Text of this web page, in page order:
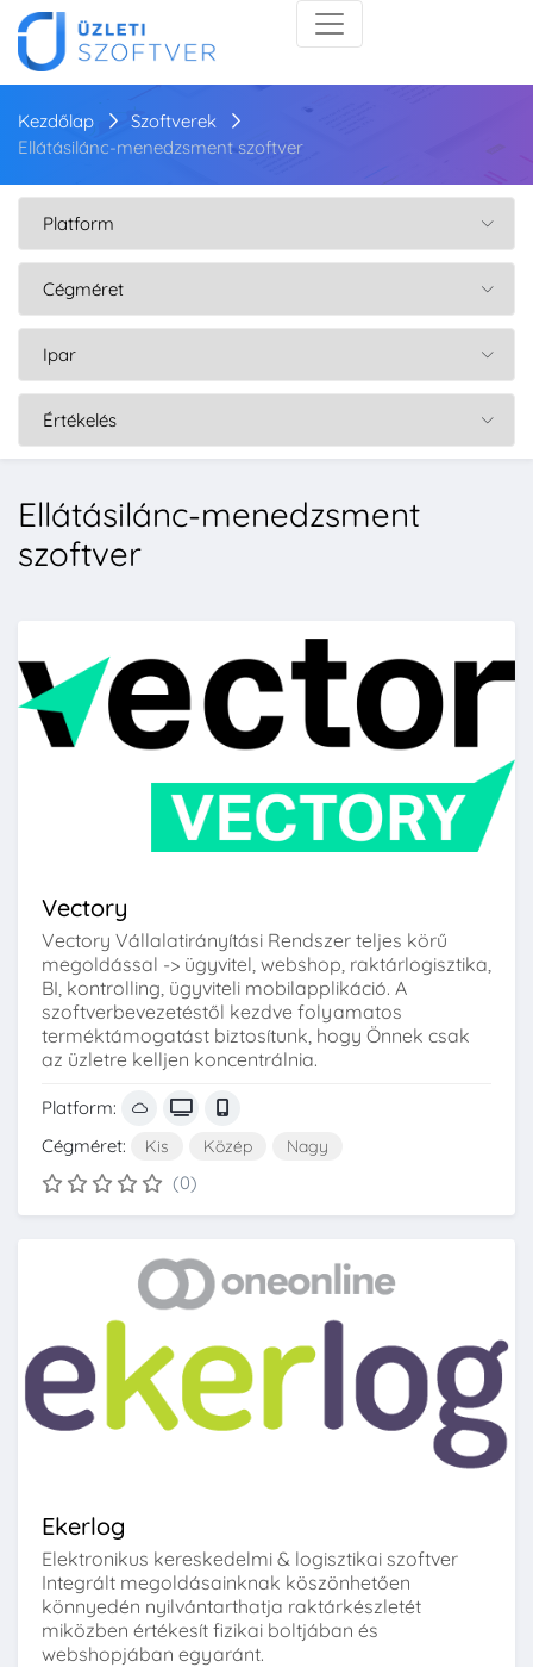
Kezdőlap
Szoftverek
Ellátásilánc-menedzsment szoftver
Ellátásilánc-menedzsment
szoftver
Vectory
Vectory Vállalatirányítási Rendszer teljes körű
megoldással -> ügyvitel, webshop, raktárlogisztika,
BI, kontrolling, ügyviteli mobilapplikáció. A
szoftverbevezetéstől kezdve folyamatos
terméktámogatást biztosítunk, hogy Önnek csak
az üzletre kelljen koncentrálnia.
Platform:
Cégméret:
Kis Közép Nagy
(0)
Ekerlog
Elektronikus kereskedelmi & logisztikai szoftver
Integrált megoldásainknak köszönhetően
könnyedén nyilvántarthatja raktárkészletét
miközben értékesít fizikai boltjában és
webshopjában egyaránt.